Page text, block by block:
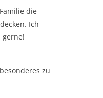
die
Ich
gerne!
zu